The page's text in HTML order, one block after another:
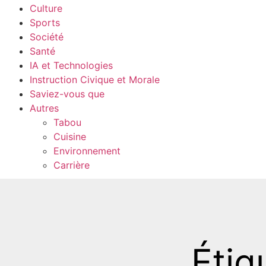
Culture
Sports
Société
Santé
IA et Technologies
Instruction Civique et Morale
Saviez-vous que
Autres
Tabou
Cuisine
Environnement
Carrière